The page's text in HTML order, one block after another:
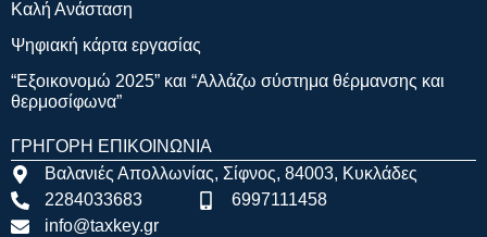
Καλή Ανάσταση
Ψηφιακή κάρτα εργασίας
“Εξοικονομώ 2025” και “Αλλάζω σύστημα θέρμανσης και
θερμοσίφωνα”
ΓΡΗΓΟΡΗ ΕΠΙΚΟΙΝΩΝΙΑ
Βαλανιές Απολλωνίας, Σίφνος, 84003, Κυκλάδες
2284033683
6997111458
info@taxkey.gr